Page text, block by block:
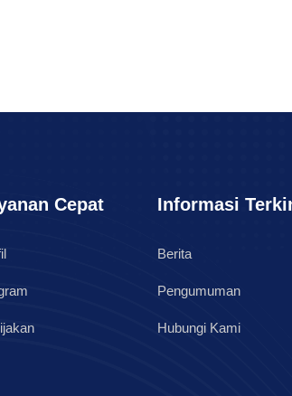
Cepat Informasi
Berita
Pengumuman
Hubungi Kami